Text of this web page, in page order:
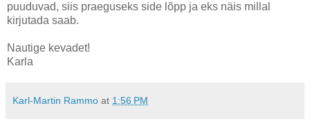
puuduvad, siis praeguseks side lõpp ja eks näis millal
kirjutada saab.
Nautige kevadet!
Karla
Karl-Martin Rammo at 1:56 PM